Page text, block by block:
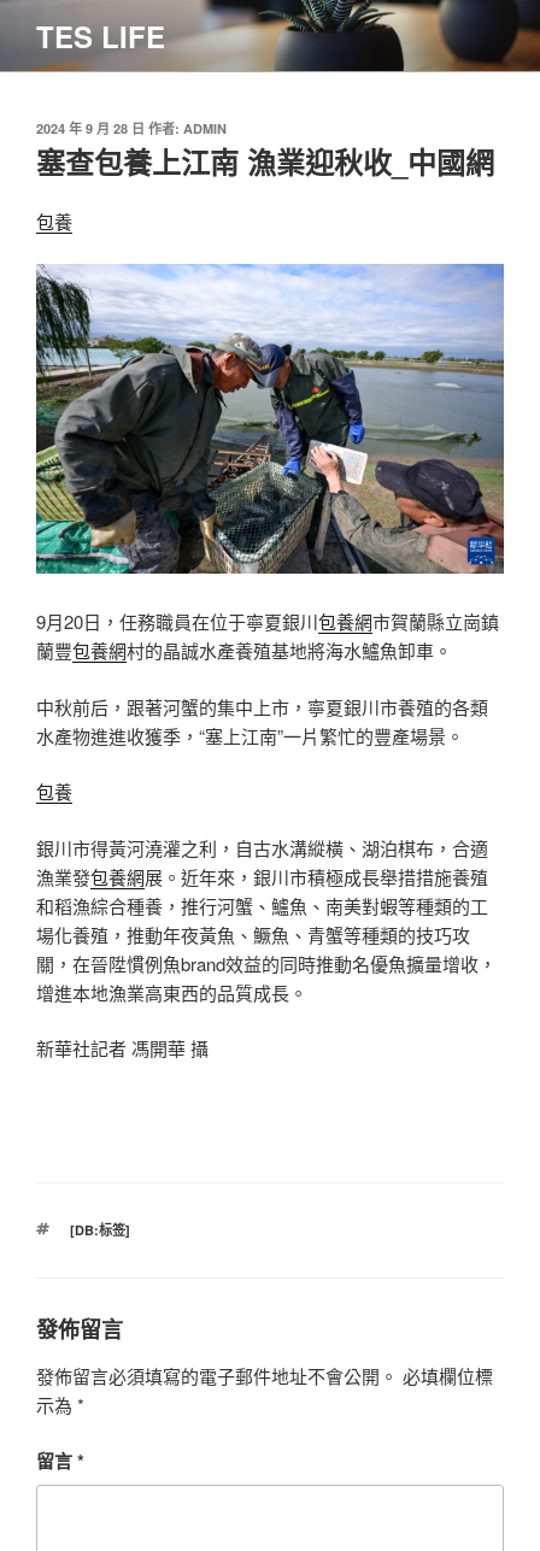
主
TES LIFE
發
佈
於
2024 年 9 月 28 日 作者: ADMIN
塞查包養上江南 漁業迎秋收_中國網
包養
9月20日，任務職員在位于寧夏銀川包養網市賀蘭縣立崗鎮
蘭豐包養網村的晶誠水產養殖基地將海水鱸魚卸車。
中秋前后，跟著河蟹的集中上市，寧夏銀川市養殖的各類
水產物進進收獲季，“塞上江南”一片繁忙的豐產場景。
包養
銀川市得黃河澆灌之利，自古水溝縱橫、湖泊棋布，合適
漁業發包養網展。近年來，銀川市積極成長舉措措施養殖
和稻漁綜合種養，推行河蟹、鱸魚、南美對蝦等種類的工
場化養殖，推動年夜黃魚、鱖魚、青蟹等種類的技巧攻
關，在晉陞慣例魚brand效益的同時推動名優魚擴量增收，
增進本地漁業高東西的品質成長。
新華社記者 馮開華 攝
標
[DB:标签]
發佈留言
發佈留言必須填寫的電子郵件地址不會公開。 必填欄位標
示為 *
留言*